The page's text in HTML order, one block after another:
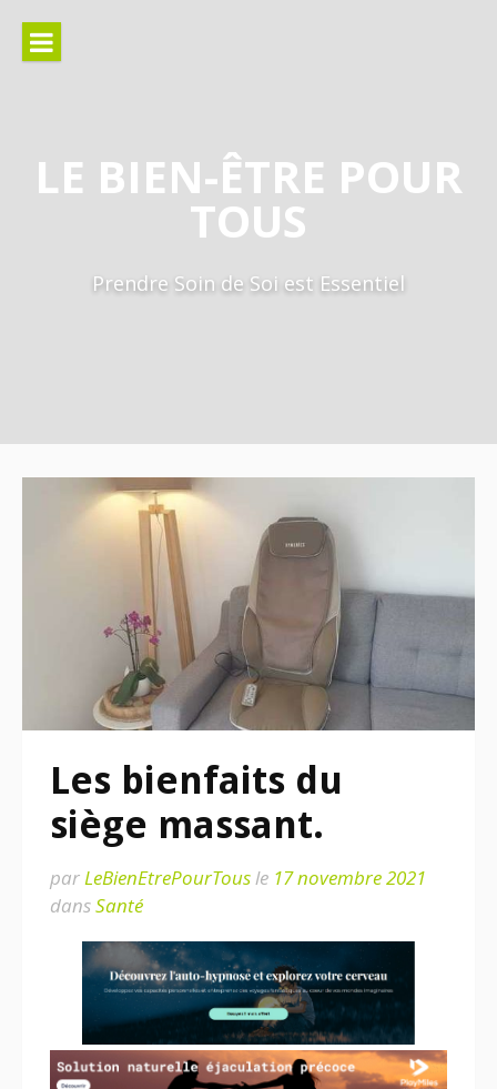
contenu
LE BIEN-ÊTRE POUR
TOUS
Prendre Soin de Soi est Essentiel
Les bienfaits du
siège massant.
parLeBienEtrePourTousle 17 novembre 2021
dansSanté